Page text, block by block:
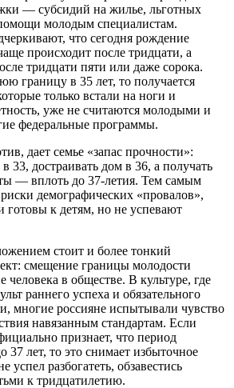
— субсидий на жилье, льготных
молодым специалистам.
что сегодня рождение
происходит после тридцати, а
тридцати пяти или даже сорока.
границу в 35 лет, то получается
только встали на ноги и
уже не считаются молодыми и
федеральные программы.
дает семье «запас прочности»:
33, достраивать дом в 36, а получать
— вплоть до 37-летия. Тем самым
риски демографических «провалов»,
готовы к детям, но не успевают
стоит и более тонкий
смещение границы молодости
в обществе. В культуре, где
раннего успеха и обязательного
многие россияне испытывали чувство
навязанным стандартам. Если
признает, что период
37 лет, то это снимает избыточное
успел разбогатеть, обзавестись
к тридцатилетию.